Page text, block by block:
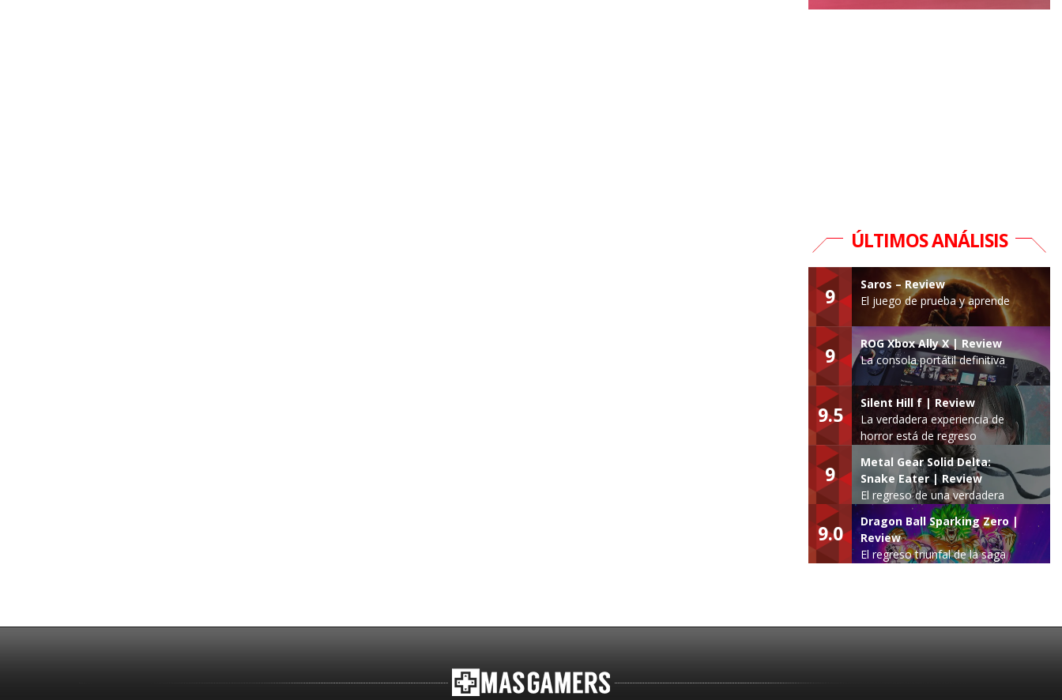
ÚLTIMOS ANÁLISIS
9
Saros – Review
El juego de prueba y aprende
9
ROG Xbox Ally X | Review
La consola portátil definitiva
9.5
Silent Hill f | Review
La verdadera experiencia de
horror está de regreso
9
Metal Gear Solid Delta:
Snake Eater | Review
El regreso de una verdadera
leyenda
9.0
Dragon Ball Sparking Zero |
Review
El regreso triunfal de la saga